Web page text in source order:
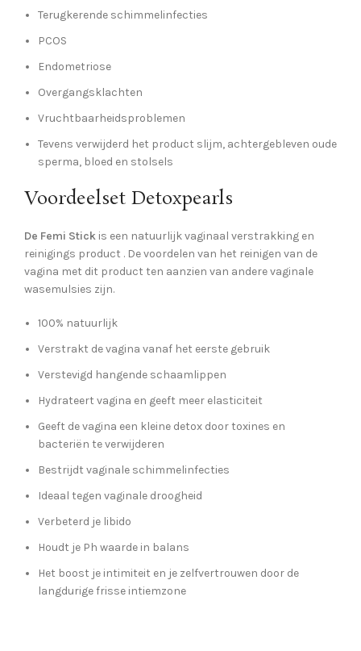
Terugkerende schimmelinfecties
PCOS
Endometriose
Overgangsklachten
Vruchtbaarheidsproblemen
Tevens verwijderd het product slijm, achtergebleven oude
sperma, bloed en stolsels
Voordeelset Detoxpearls
De Femi Stick is een natuurlijk vaginaal verstrakking en
reinigings product . De voordelen van het reinigen van de
vagina met dit product ten aanzien van andere vaginale
wasemulsies zijn.
100% natuurlijk
Verstrakt de vagina vanaf het eerste gebruik
Verstevigd hangende schaamlippen
Hydrateert vagina en geeft meer elasticiteit
Geeft de vagina een kleine detox door toxines en
bacteriën te verwijderen
Bestrijdt vaginale schimmelinfecties
Ideaal tegen vaginale droogheid
Verbeterd je libido
Houdt je Ph waarde in balans
Het boost je intimiteit en je zelfvertrouwen door de
langdurige frisse intiemzone